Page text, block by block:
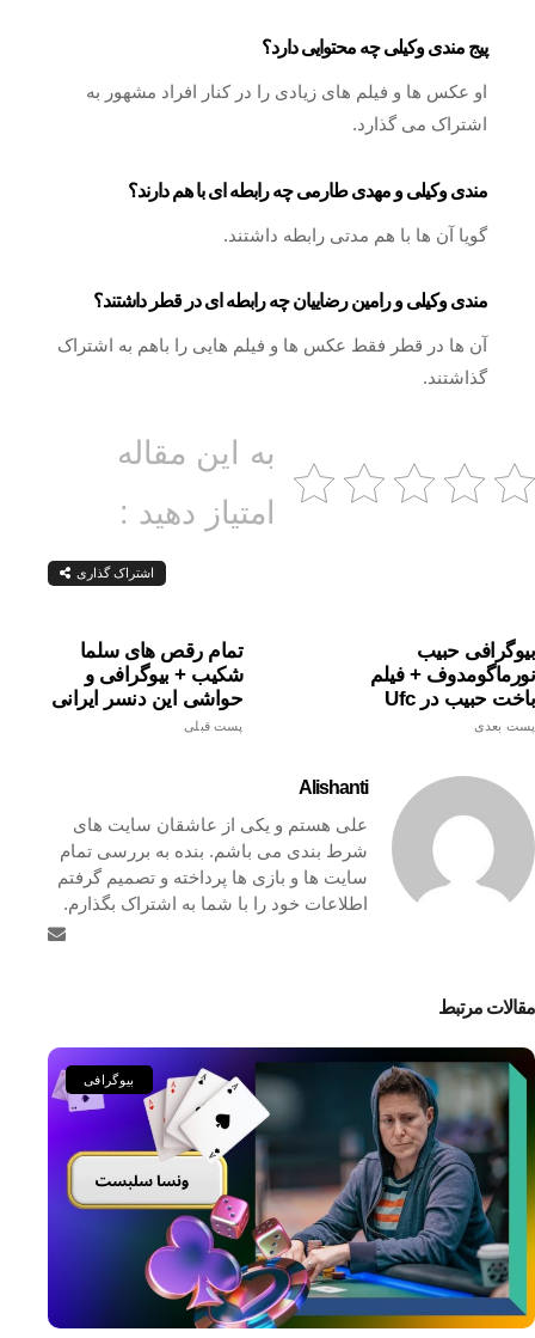
پیج مندی وکیلی چه محتوایی دارد؟
او عکس ها و فیلم های زیادی را در کنار افراد مشهور به
اشتراک می گذارد.
مندی وکیلی و مهدی طارمی چه رابطه ای با هم دارند؟
گویا آن ها با هم مدتی رابطه داشتند.
مندی وکیلی و رامین رضاییان چه رابطه ای در قطر داشتند؟
آن ها در قطر فقط عکس ها و فیلم هایی را باهم به اشتراک
گذاشتند.
به این مقاله
امتیاز دهید :
اشتراک گذاری
تمام رقص های سلما
شکیب + بیوگرافی و
حواشی این دنسر ایرانی
پست قبلی
بیوگرافی حبیب
نورماگومدوف + فیلم
باخت حبیب در Ufc
پست بعدی
Alishanti
علی هستم و یکی از عاشقان سایت های
شرط بندی می باشم. بنده به بررسی تمام
سایت ها و بازی ها پرداخته و تصمیم گرفتم
اطلاعات خود را با شما به اشتراک بگذارم.
مقالات مرتبط
بیوگرافی